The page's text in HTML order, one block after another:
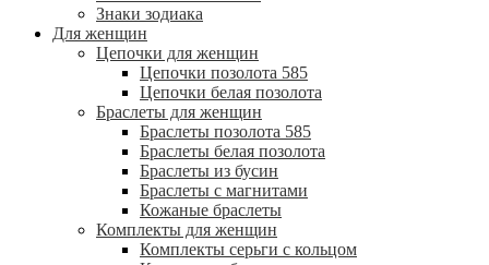
Знаки зодиака
Для женщин
Цепочки для женщин
Цепочки позолота 585
Цепочки белая позолота
Браслеты для женщин
Браслеты позолота 585
Браслеты белая позолота
Браслеты из бусин
Браслеты с магнитами
Кожаные браслеты
Комплекты для женщин
Комплекты серьги с кольцом